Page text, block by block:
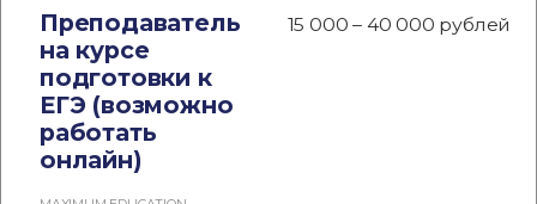
Преподаватель
на курсе
подготовки к
ЕГЭ (возможно
работать
онлайн)
15 000 – 40 000 рублей